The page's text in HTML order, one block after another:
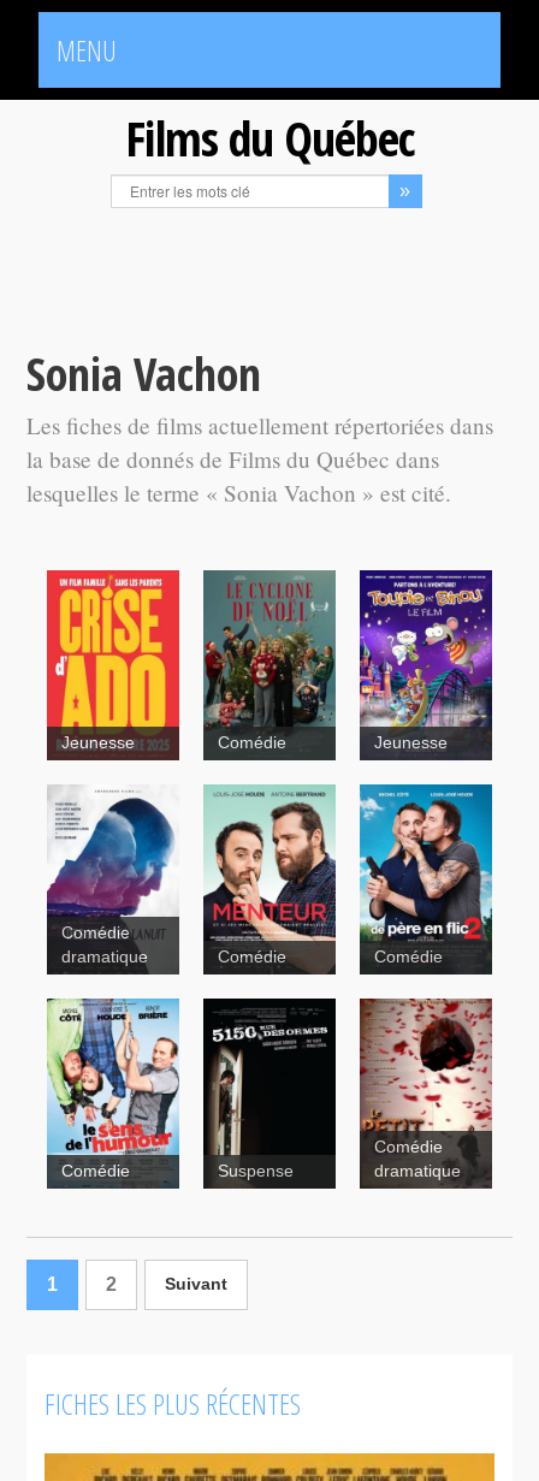
MENU
Films du Québec
Sonia Vachon
Les fiches de films actuellement répertoriées dans
la base de donnés de Films du Québec dans
lesquelles le terme « Sonia Vachon » est cité.
Jeunesse Comédie Jeunesse
Comédie
dramatique
Comédie Comédie
Comédie
5150, rue
Suspense
Comédie
dramatique
1 2 Suivant
FICHES LES PLUS RÉCENTES